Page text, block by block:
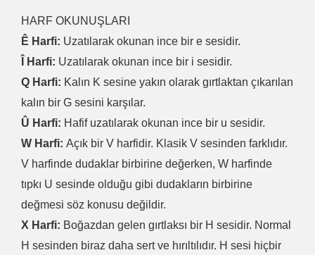
HARF OKUNUŞLARI
Ê Harfi: Uzatılarak okunan ince bir e sesidir.
Î Harfi: Uzatılarak okunan ince bir i sesidir.
Q Harfi: Kalın K sesine yakın olarak gırtlaktan çıkarılan
kalın bir G sesini karşılar.
Û Harfi: Hafif uzatılarak okunan ince bir u sesidir.
W Harfi: Açık bir V harfidir. Klasik V sesinden farklıdır.
V harfinde dudaklar birbirine değerken, W harfinde
tıpkı U sesinde olduğu gibi dudakların birbirine
değmesi söz konusu değildir.
X Harfi: Boğazdan gelen gırtlaksı bir H sesidir. Normal
H sesinden biraz daha sert ve hırıltılıdır. H sesi hiçbir